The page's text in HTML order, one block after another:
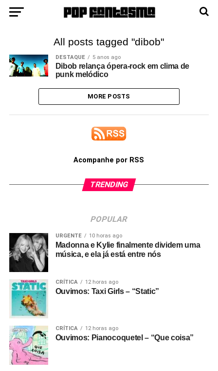
All posts tagged "dibob"
DESTAQUE 5 anos ago
Dibob relança ópera-rock em clima de
punk melódico
MORE POSTS
Acompanhe por RSS
TRENDING
POPULAR
URGENTE 10 horas ago
Madonna e Kylie finalmente dividem uma
música, e ela já está entre nós
CRÍTICA 12 horas ago
Ouvimos: Taxi Girls – “Static”
CRÍTICA 12 horas ago
Ouvimos: Pianocoquetel – “Que coisa”